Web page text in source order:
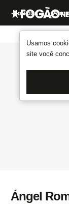
Usamos
site você
Notícias
Ángel